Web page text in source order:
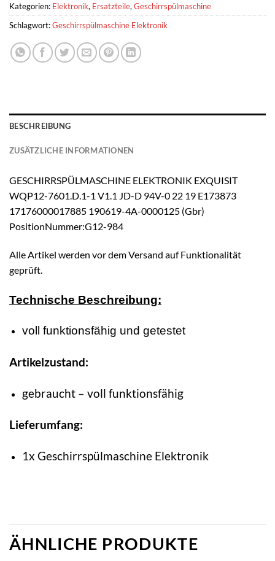
Kategorien: Elektronik, Ersatzteile, Geschirrspülmaschine
Schlagwort:Geschirrspülmaschine Elektronik
BESCHREIBUNG
ZUSÄTZLICHE INFORMATIONEN
GESCHIRRSPÜLMASCHINE ELEKTRONIK EXQUISIT
WQP12-7601.D.1-1 V1.1 JD-D 94V-0 22 19 E173873
17176000017885 190619-4A-0000125 (Gbr)
PositionNummer:G12-984
Alle Artikel werden vor dem Versand auf Funktionalität
geprüft.
Technische Beschreibung:
voll funktionsfähig und getestet
Artikelzustand:
gebraucht – voll funktionsfähig
Lieferumfang:
1x Geschirrspülmaschine Elektronik
ÄHNLICHE PRODUKTE